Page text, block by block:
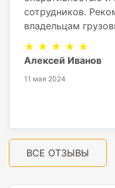
сотрудников.
владельцам
★ ★ ★ ★ ★
Алексей Иванов
11 мая 2024
ВСЕ ОТЗЫВЫ